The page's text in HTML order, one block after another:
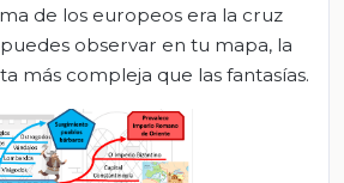
de los europeos era la cruz
observar en tu mapa, la
más compleja que las fantasías.